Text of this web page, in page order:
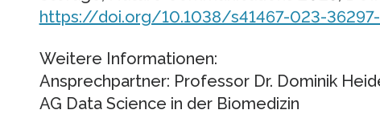
https://doi.org/10.1038/s41467-023-
Weitere Informationen:
Ansprechpartner: Professor Dr. Dominik
AG Data Science in der Biomedizin